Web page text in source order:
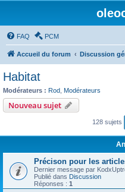
FAQ PCM
Accueil du forum Discussion
Habitat
Modérateurs : Rod Modérateurs
Nouveau sujet
128 sujets
Précison pour les
Dernier message par
Publié dans Discussion
Réponses : 1